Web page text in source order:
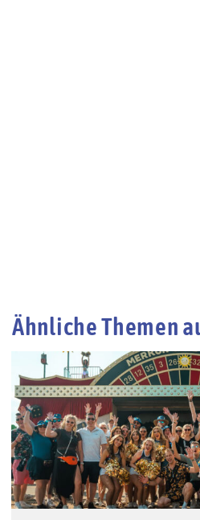
Ähnliche Themen